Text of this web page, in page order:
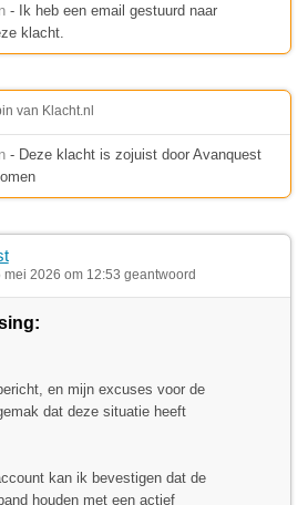
- Ik heb een email gestuurd naar
klacht.
van Klacht.nl
- Deze klacht is zojuist door Avanquest
mei 2026 om 12:53 geantwoord
en mijn excuses voor de
dat deze situatie heeft
kan ik bevestigen dat de
houden met een actief